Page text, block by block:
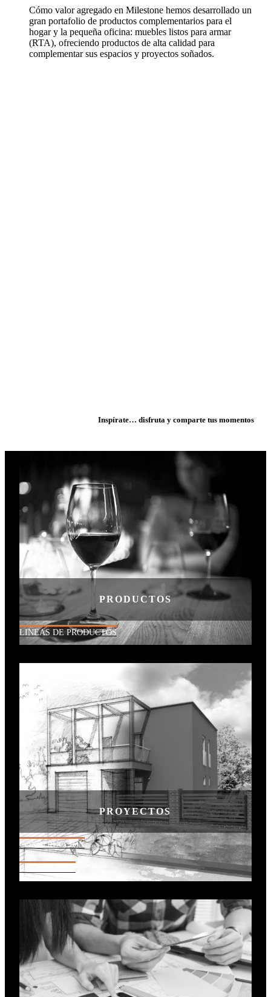
Cómo valor agregado en Milestone hemos desarrollado un
gran portafolio de productos complementarios para el
hogar y la pequeña oficina: muebles listos para armar
(RTA), ofreciendo productos de alta calidad para
complementar sus espacios y proyectos soñados.
Inspírate… disfruta y comparte tus momentos
PRODUCTOS
LINEAS DE PRODUCTOS
PROYECTOS
CONSTRUCCION
RESIDENCIAL